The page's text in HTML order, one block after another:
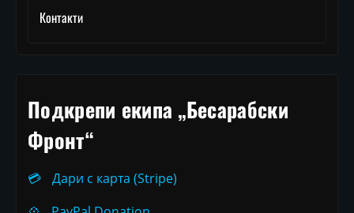
Контакти
Подкрепи екипа „Бесарабски
Фронт“
💳
Дари с карта (Stripe)